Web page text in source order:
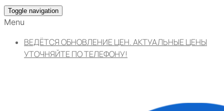
Toggle navigation
Menu
ВЕДЁТСЯ ОБНОВЛЕНИЕ ЦЕН. АКТУАЛЬНЫЕ ЦЕНЫ
УТОЧНЯЙТЕ ПО ТЕЛЕФОНУ!